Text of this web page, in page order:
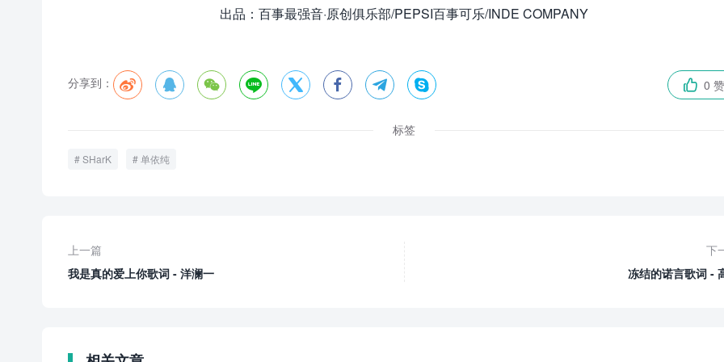
出品：百事最强音·原创俱乐部/PEPSI百事可乐/INDE COMPANY
分享到：          0 赞
标签
SHarK 单依纯
上一篇
我是真的爱上你歌词 - 洋澜一
下
冻结的诺言歌词 -